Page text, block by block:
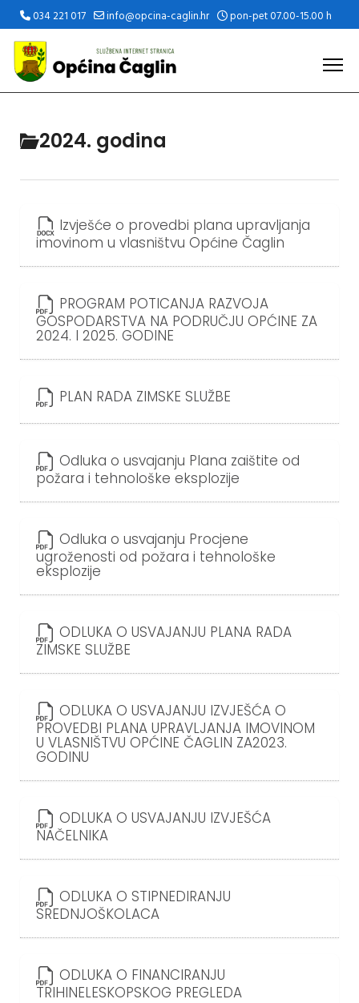
034 221 017 info@opcina-caglin.hr pon-pet 07.00-15.00 h
2024. godina
Izvješće o provedbi plana upravljanja
imovinom u vlasništvu Općine Čaglin
PROGRAM POTICANJA RAZVOJA
GOSPODARSTVA NA PODRUČJU OPĆINE ZA
2024. I 2025. GODINE
PLAN RADA ZIMSKE SLUŽBE
Odluka o usvajanju Plana zaištite od
požara i tehnološke eksplozije
Odluka o usvajanju Procjene
ugroženosti od požara i tehnološke
eksplozije
ODLUKA O USVAJANJU PLANA RADA
ZIMSKE SLUŽBE
ODLUKA O USVAJANJU IZVJEŠĆA O
PROVEDBI PLANA UPRAVLJANJA IMOVINOM
U VLASNIŠTVU OPĆINE ČAGLIN ZA2023.
GODINU
ODLUKA O USVAJANJU IZVJEŠĆA
NAČELNIKA
ODLUKA O STIPNEDIRANJU
SREDNJOŠKOLACA
ODLUKA O FINANCIRANJU
TRIHINELESKOPSKOG PREGLEDA